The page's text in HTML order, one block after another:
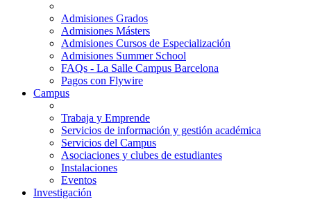
Admisiones Grados
Admisiones Másters
Admisiones Cursos de Especialización
Admisiones Summer School
FAQs - La Salle Campus Barcelona
Pagos con Flywire
Campus
Trabaja y Emprende
Servicios de información y gestión académica
Servicios del Campus
Asociaciones y clubes de estudiantes
Instalaciones
Eventos
Investigación